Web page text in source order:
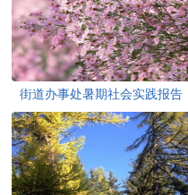
街道办事处暑期社会实践报告